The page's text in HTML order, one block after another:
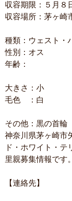
収容期限：５月８
収容場所：茅ヶ崎
種類：ウェスト・
性別：オス
年齢：
大きさ：小
毛色 ：白
その他：黒の首輪
神奈川県茅ヶ崎市
ド・ホワイト・テ
里親募集情報です。
【連絡先】